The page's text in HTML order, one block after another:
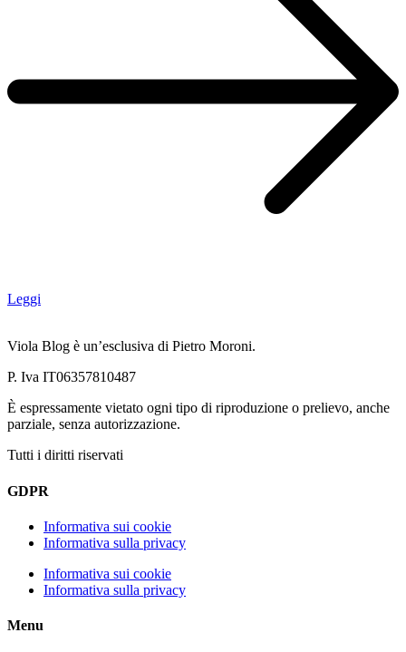
Leggi
Viola Blog è un’esclusiva di Pietro Moroni.
P. Iva IT06357810487
È espressamente vietato ogni tipo di riproduzione o prelievo, anche
parziale, senza autorizzazione.
Tutti i diritti riservati
GDPR
Informativa sui cookie
Informativa sulla privacy
Informativa sui cookie
Informativa sulla privacy
Menu